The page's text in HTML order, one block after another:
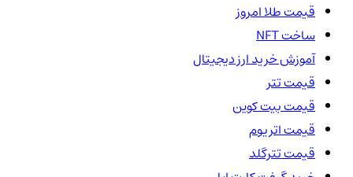
قیمت طلا امروز
ساخت NFT
آموزش خرید ارز دیجیتال
قیمت تتر
قیمت بیت کوین
قیمت اتریوم
قیمت تترگلد